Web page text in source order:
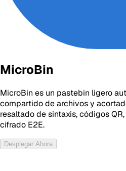
MicroBin
MicroBin es un pastebin ligero
compartido de archivos y
resaltado de sintaxis, códigos
cifrado E2E.
Desplegar Ahora